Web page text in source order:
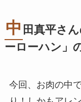
中 田真平さ
ーローハン」
今回、お肉の中